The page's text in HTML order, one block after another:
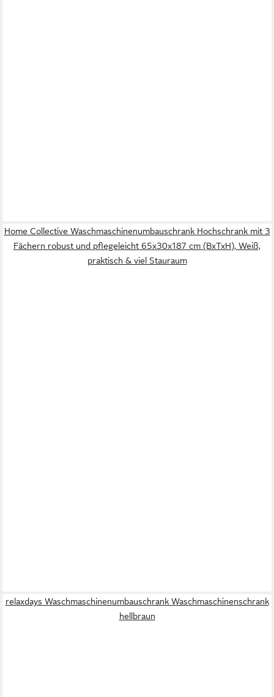
Home Collective Waschmaschinenumbauschrank Hochschrank mit 3
Fächern robust und pflegeleicht 65x30x187 cm (BxTxH), Weiß,
praktisch & viel Stauraum
relaxdays Waschmaschinenumbauschrank Waschmaschinenschrank
hellbraun